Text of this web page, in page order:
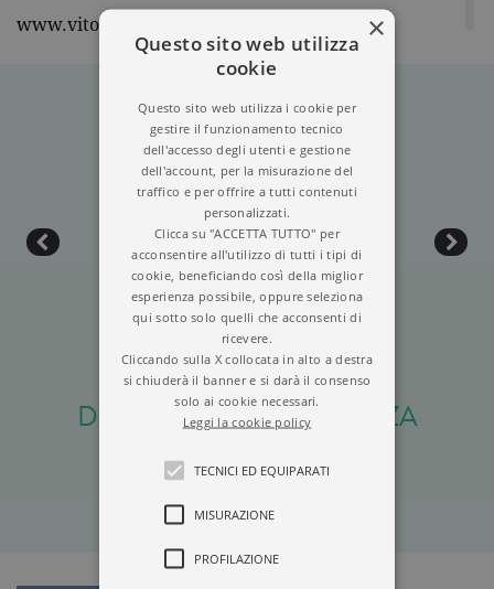
www.vitomancuso.it
Twitter @vitomancuso
DESTINAZIONE SPERANZA
×
Questo sito web utilizza
cookie
Questo sito web utilizza i cookie per
gestire il funzionamento tecnico
dell'accesso degli utenti e gestione
dell'account, per la misurazione del
traffico e per offrire a tutti contenuti
personalizzati.
Clicca su "ACCETTA TUTTO" per
acconsentire all'utilizzo di tutti i tipi di
cookie, beneficiando così della miglior
esperienza possibile, oppure seleziona
qui sotto solo quelli che acconsenti di
ricevere.
Cliccando sulla X collocata in alto a destra
si chiuderà il banner e si darà il consenso
solo ai cookie necessari.
Leggi la cookie policy
TECNICI ED EQUIPARATI
MISURAZIONE
PROFILAZIONE